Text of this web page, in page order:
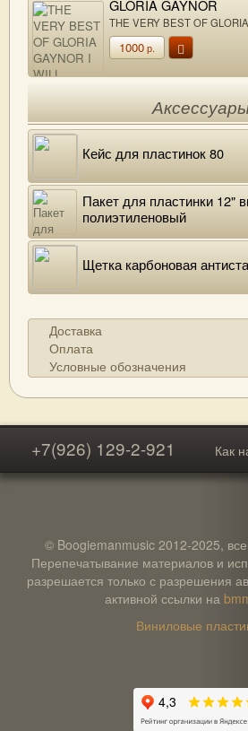
GLORIA GAYNOR
THE VERY BEST OF
SURVIVE
1000р.
Кейс для пластинок 80
Пакет для пластинки 12"
полиэтиленовый
Щетка карбоновая
Доставка
Оплата
Условные обозначения
+7(926) 129-2-921 Как
© Boogiemanmusic 2012-2025,
Перепечатывание материалов и
разрешается только с разрешения
активной ссылки на
Виниловые